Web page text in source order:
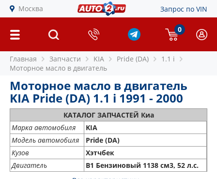
Москва Запрос по VIN
0
Главная Запчасти KIA Pride (DA)
1.1 i
Моторное масло в двигатель
Моторное масло в двигатель
KIA Pride (DA) 1.1 i 1991 - 2000
КАТАЛОГ ЗАПЧАСТЕЙ Киа
Марка автомобиля
KIA
Модель автомобиля
Pride (DA)
Кузов
Хэтчбек
Двигатель
B1 Бензиновый 1138 см3, 52 л.с.